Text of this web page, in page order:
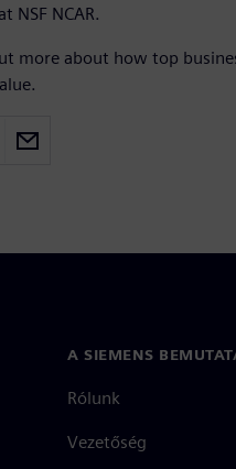
NSF NCAR.
more about how top
A SIEMENS
Rólunk
Vezetőség